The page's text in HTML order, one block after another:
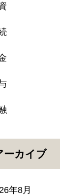
ーカイブ
年8月